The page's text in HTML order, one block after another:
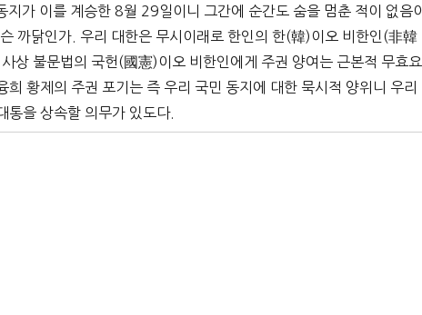
가 이를 계승한 8월 29일이니 그간에 순간도 숨을 멈춘 적이 없음이
까닭인가. 우리 대한은 무시이래로 한인의 한(韓)이오 비한인(非韓
상 불문법의 국헌(國憲)이오 비한인에게 주권 양여는 근본적 무효요
황제의 주권 포기는 즉 우리 국민 동지에 대한 묵시적 양위니 우리
통을 상속할 의무가 있도다.